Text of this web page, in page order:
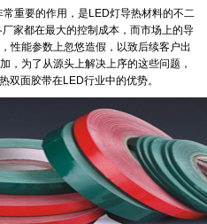
重要的作用，是 LED灯导热材料的不二
家都在最大的控制成本，而市场上的导
性能参数上忽悠造假，以致后续客户出
，为了从源头上解决上序的这些问题，
双面胶带在LED行业中的优势。